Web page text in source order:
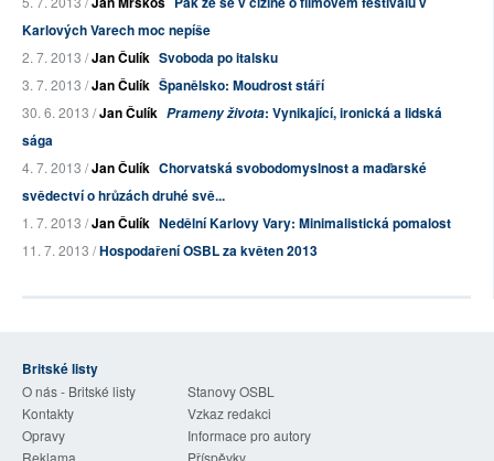
Karlových Varech moc nepíše
2. 7. 2013 /Jan Čulík Svoboda po italsku
3. 7. 2013 /Jan Čulík Španělsko: Moudrost stáří
30. 6. 2013 /Jan Čulík Prameny života: Vynikající, ironická a lidská
sága
4. 7. 2013 /Jan Čulík Chorvatská svobodomyslnost a maďarské
svědectví o hrůzách druhé svě...
1. 7. 2013 /Jan Čulík Nedělní Karlovy Vary: Minimalistická pomalost
11. 7. 2013 /Hospodaření OSBL za květen 2013
Britské listy
O nás - Britské listy
Stanovy OSBL
Kontakty
Vzkaz redakci
Opravy
Informace pro autory